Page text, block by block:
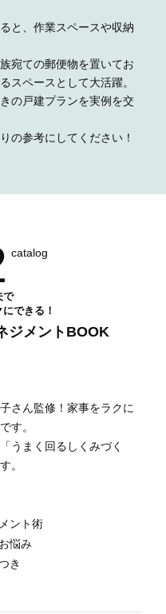
と、作業スペースや収納
宛ての郵便物を置いてお
スペースとして大活躍。
の戸建プランを実例を交
の参考にしてください！
catalog
で
できる！
ジメントBOOK
さん監修！家事をラクに
す。
うまく回るしくみづく
。
ント術
悩み
き